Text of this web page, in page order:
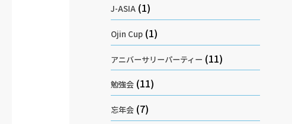
J-ASIA(1)
Ojin Cup(1)
アニバーサリーパーティー (11)
勉強会(11)
忘年会(7)